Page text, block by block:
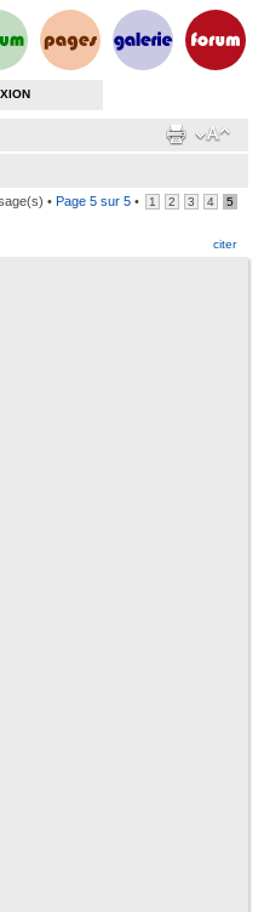
• Page 5 sur 5 • 1 2 3 4 5
citer